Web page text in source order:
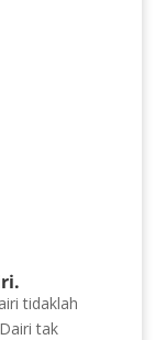
tidaklah
tak